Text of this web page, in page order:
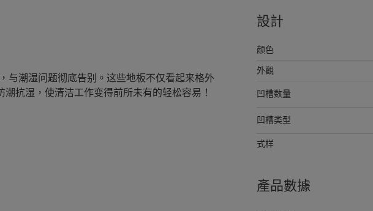
与潮湿问题彻底告别。这些地板不仅看起来格外
潮抗湿，使清洁工作变得前所未有的轻松容易！
設計
颜色
外觀
凹槽数量
凹槽类型
式样
產品數據